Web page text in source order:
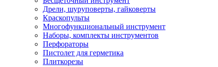
Дрели, шуруповерты, гайковерты
Краскопульты
Многофункциональный инструмент
Наборы, комплекты инструментов
Перфораторы
Пистолет для герметика
Плиткорезы